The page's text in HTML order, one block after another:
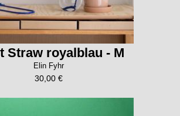
Straw royalblau - M
Elin Fyhr
30,00 €